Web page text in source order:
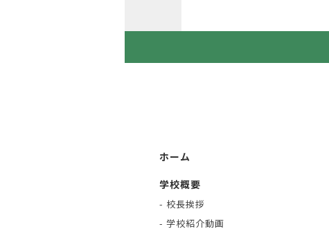
ホーム
学校概要
- 校長挨拶
- 学校紹介動画